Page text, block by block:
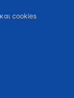
cookies